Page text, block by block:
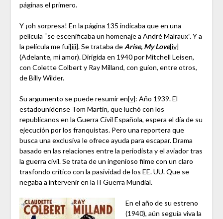
páginas el primero.
Y ¡oh sorpresa! En la página 135 indicaba que en una
película “se escenificaba un homenaje a André Malraux”. Y a
la película me fui[iii]. Se trataba de Arise, My Love[iv]
(Adelante, mi amor). Dirigida en 1940 por Mitchell Leisen,
con Colette Colbert y Ray Milland, con guion, entre otros,
de Billy Wilder.
Su argumento se puede resumir en[v]: Año 1939. El
estadounidense Tom Martin, que luchó con los
republicanos en la Guerra Civil Española, espera el día de su
ejecución por los franquistas. Pero una reportera que
busca una exclusiva le ofrece ayuda para escapar. Drama
basado en las relaciones entre la periodista y el aviador tras
la guerra civil. Se trata de un ingenioso filme con un claro
trasfondo crítico con la pasividad de los EE. UU. Que se
negaba a intervenir en la II Guerra Mundial.
En el año de su estreno
(1940), aún seguía viva la